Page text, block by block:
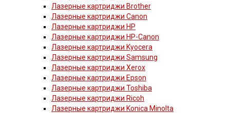
Лазерные картриджи Brother
Лазерные картриджи Canon
Лазерные картриджи HP
Лазерные картриджи HP-Canon
Лазерные картриджи Kyocera
Лазерные картриджи Samsung
Лазерные картриджи Xerox
Лазерные картриджи Epson
Лазерные картриджи Toshiba
Лазерные картриджи Ricoh
Лазерные картриджи Konica Minolta